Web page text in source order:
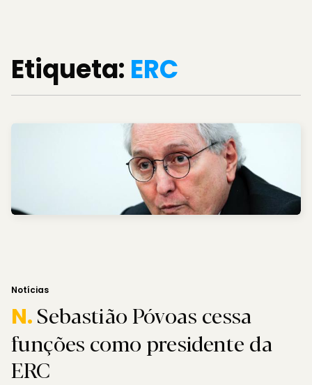
Etiqueta: ERC
Notícias
N.Sebastião Póvoas cessa
funções como presidente da
ERC